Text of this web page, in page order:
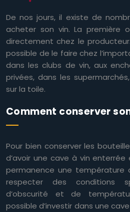
De nos jours, il existe de
acheter son vin. La première
directement chez le
possible de le faire chez
dans les clubs de vin, aux
privées, dans les
sur la toile.
Comment conserver
Pour bien conserver les
d’avoir une cave à vin
permanence une température
respecter des conditions
d’obscurité et de
possible d’investir dans une